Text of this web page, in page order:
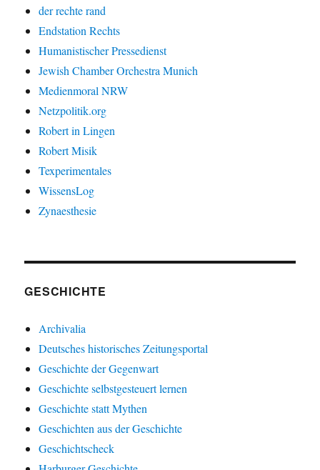
der rechte rand
Endstation Rechts
Humanistischer Pressedienst
Jewish Chamber Orchestra Munich
Medienmoral NRW
Netzpolitik.org
Robert in Lingen
Robert Misik
Texperimentales
WissensLog
Zynaesthesie
GESCHICHTE
Archivalia
Deutsches historisches Zeitungsportal
Geschichte der Gegenwart
Geschichte selbstgesteuert lernen
Geschichte statt Mythen
Geschichten aus der Geschichte
Geschichtscheck